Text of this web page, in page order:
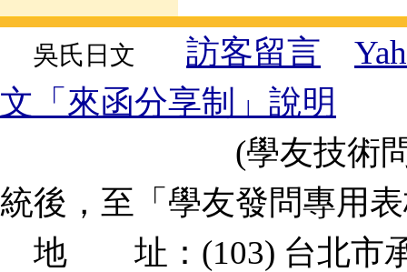
吳氏日文 訪客留言
文「來函分享制」說明
(學友技術問題、
統後，至「學友發問專用
地 址：(103) 台北市承